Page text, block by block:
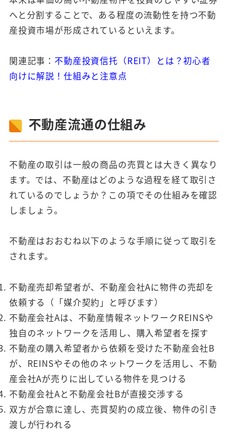
へと分割することで、ある程度の流動性を持つ不動
産投資市場が形成されているといえます。
関連記事： 不動産投資信托（REIT）とは？初心者
向けに解説！仕組みと注意点
不動産流通の仕組み
不動産の取引は一般の商品の売買とは大きく異なり
ます。では、不動産はどのような過程を経て取引さ
れているのでしょうか？この項でその仕組みを確認
しましょう。
不動産はおおむね以下のような手順に従って取引を
されます。
不動産売却希望者が、不動産会社Aに物件の売却を
依頼する（「媒介契約」と呼びます）
不動産会社Aは、不動産情報ネットワークREINSや
独自のネットワークを活用し、購入希望者を探す
不動産の購入希望者から依頼を受けた不動産会社B
が、REINSやその他のネットワークを活用し、不動
産会社Aが売りに出している物件を見つける
不動産会社Aと不動産会社Bが直接交渉する
双方が合意に達し、売買契約の成立後、物件の引き
渡しが行われる